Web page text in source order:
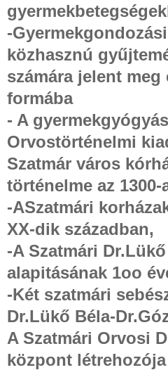
-
közhasznú
számára jelent
formába
- A
Orvostörténelmi
Szatmár város
történelme az 1300-
-ASzatmári
XX-dik században,
-A Szatmári
alapitásának 1oo
-Két szatmári
Dr.Lükő Béla-
A Szatmári Orvosi
központ létrehozója